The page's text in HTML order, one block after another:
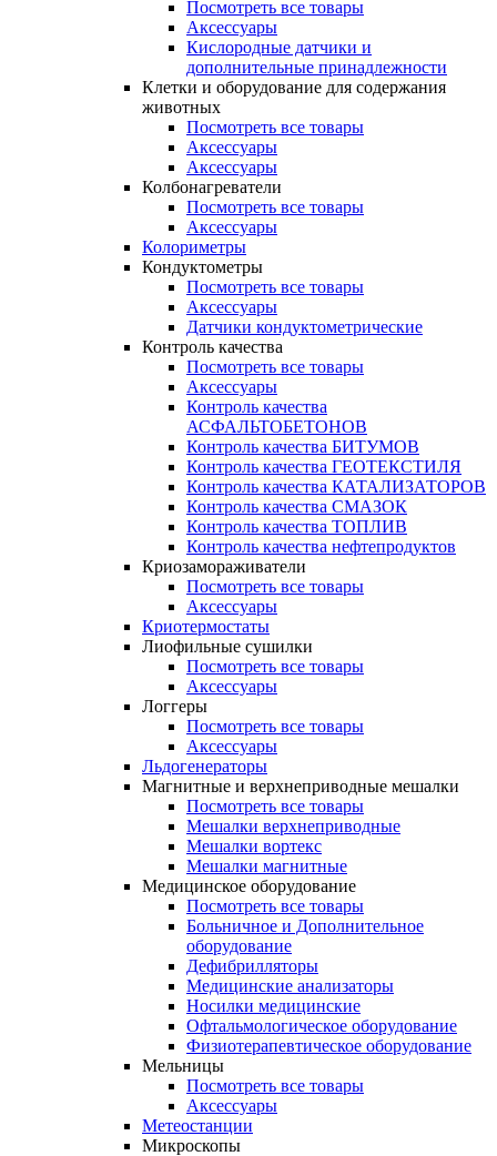
Посмотреть все товары
Аксессуары
Кислородные датчики и
дополнительные принадлежности
Клетки и оборудование для содержания
животных
Посмотреть все товары
Аксессуары
Аксессуары
Колбонагреватели
Посмотреть все товары
Аксессуары
Колориметры
Кондуктометры
Посмотреть все товары
Аксессуары
Датчики кондуктометрические
Контроль качества
Посмотреть все товары
Аксессуары
Контроль качества
АСФАЛЬТОБЕТОНОВ
Контроль качества БИТУМОВ
Контроль качества ГЕОТЕКСТИЛЯ
Контроль качества КАТАЛИЗАТОРОВ
Контроль качества СМАЗОК
Контроль качества ТОПЛИВ
Контроль качества нефтепродуктов
Криозамораживатели
Посмотреть все товары
Аксессуары
Криотермостаты
Лиофильные сушилки
Посмотреть все товары
Аксессуары
Логгеры
Посмотреть все товары
Аксессуары
Льдогенераторы
Магнитные и верхнеприводные мешалки
Посмотреть все товары
Мешалки верхнеприводные
Мешалки вортекс
Мешалки магнитные
Медицинское оборудование
Посмотреть все товары
Больничное и Дополнительное
оборудование
Дефибрилляторы
Медицинские анализаторы
Носилки медицинские
Офтальмологическое оборудование
Физиотерапевтическое оборудование
Мельницы
Посмотреть все товары
Аксессуары
Метеостанции
Микроскопы